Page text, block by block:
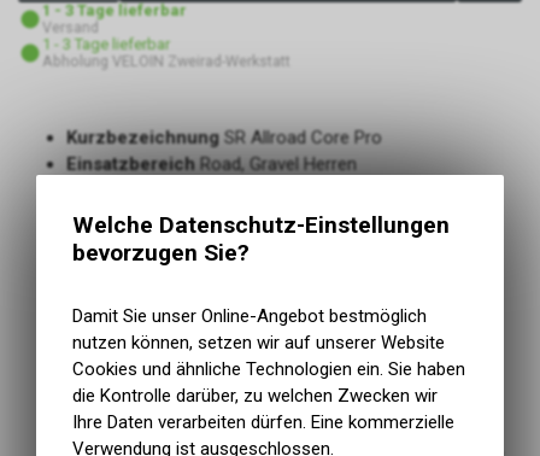
1 - 3 Tage lieferbar
Versand
1 - 3 Tage lieferbar
Abholung VELOIN Zweirad-Werkstatt
KurzbezeichnungSR Allroad Core Pro
EinsatzbereichRoad, Gravel Herren
MaterialMicrofiber
Material StrebenTiNox
PolsterungOrthopedic AirCell Foam
Die Core Revolution - jetzt auch für das Gravel- und
Rennrad
Speziell angepasster Sattel für Männer, die angepasste
Form ermöglicht eine bessere Druckentlastung im
Dammbereich
Welche Datenschutz-Einstellungen
bevorzugen Sie?
Damit Sie unser Online-Angebot bestmöglich
nutzen können, setzen wir auf unserer Website
Cookies und ähnliche Technologien ein. Sie haben
die Kontrolle darüber, zu welchen Zwecken wir
Ihre Daten verarbeiten dürfen. Eine kommerzielle
Verwendung ist ausgeschlossen.